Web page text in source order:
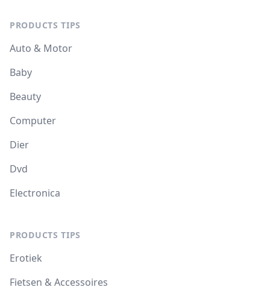
PRODUCTS TIPS
Auto & Motor
Baby
Beauty
Computer
Dier
Dvd
Electronica
PRODUCTS TIPS
Erotiek
Fietsen & Accessoires